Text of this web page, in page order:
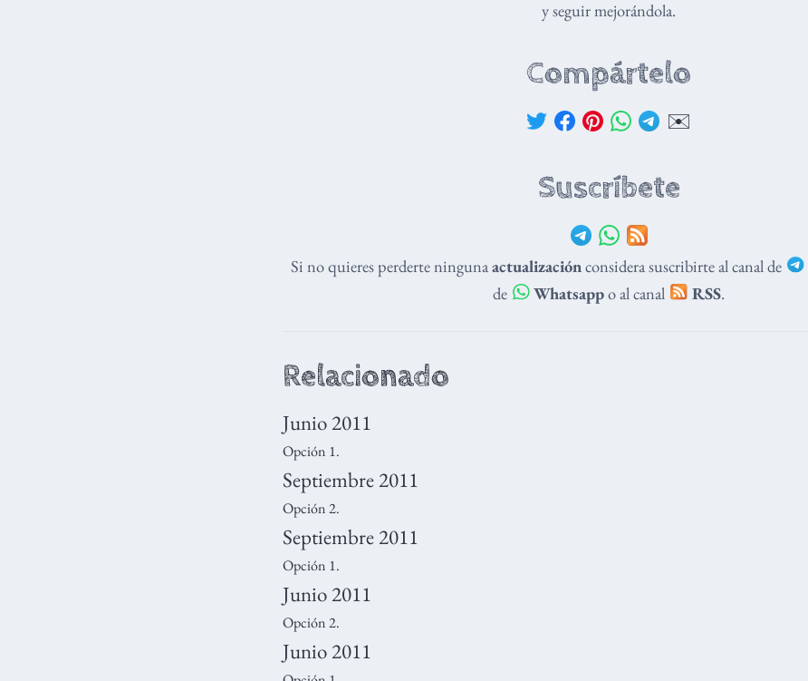
y seguir mejorándola.
Compártelo
✉️
Suscríbete
Si no quieres perderte ningunaactualización considera suscribirte al canal de
de
Whatsappo al canal RSS.
Relacionado
Junio 2011
Opción 1.
Septiembre 2011
Opción 2.
Septiembre 2011
Opción 1.
Junio 2011
Opción 2.
Junio 2011